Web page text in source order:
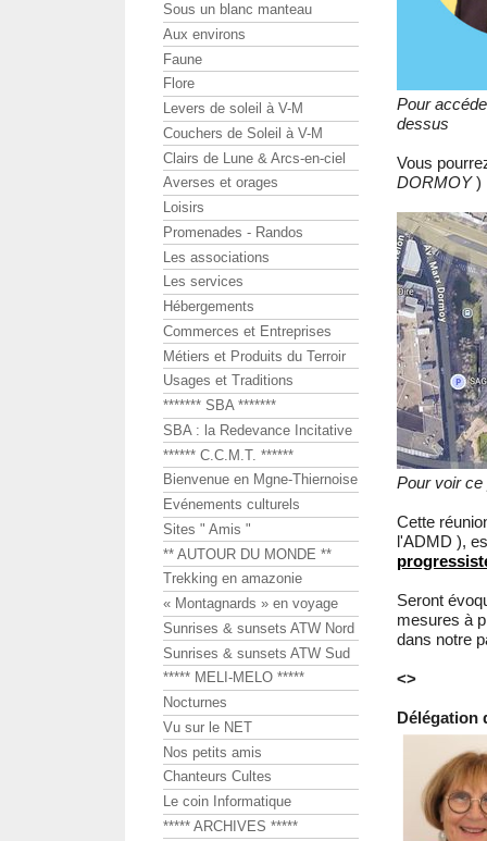
Pour
dessus
Vous
DORMOY)
Pour voir ce
Cette
l'ADMD ),
Seront
mesures à
dans notre
<>
Délégation
Sous un blanc manteau
Aux environs
Faune
Flore
Levers de soleil à V-M
Couchers de Soleil à V-M
Clairs de Lune & Arcs-en-ciel
Averses et orages
Loisirs
Promenades - Randos
Les associations
Les services
Hébergements
Commerces et Entreprises
Métiers et Produits du Terroir
Usages et Traditions
******* SBA *******
SBA : la Redevance Incitative
****** C.C.M.T. ******
Bienvenue en Mgne-Thiernoise
Evénements culturels
Sites " Amis "
** AUTOUR DU MONDE **
Trekking en amazonie
« Montagnards » en voyage
Sunrises & sunsets ATW Nord
Sunrises & sunsets ATW Sud
***** MELI-MELO *****
Nocturnes
Vu sur le NET
Nos petits amis
Chanteurs Cultes
Le coin Informatique
***** ARCHIVES *****